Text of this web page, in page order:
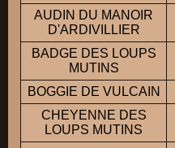
AUDIN DU MANOIR
D'ARDIVILLIER
BADGE DES LOUPS
MUTINS
BOGGIE DE VULCAIN
CHEYENNE DES
LOUPS MUTINS